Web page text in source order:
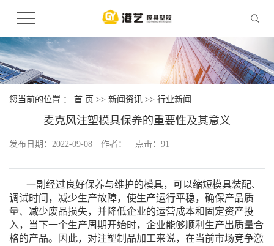
您当前的位置 ： 首 页 >> 新闻资讯 >> 行业新闻
麦克风注塑模具保养的重要性及其意义
发布日期： 2022-09-08 作者： 点击： 91
一副经过良好保养与维护的模具，可以缩短模具装配、
调试时间，减少生产故障，使生产运行平稳，确保产品质
量、减少废品损失，并降低企业的运营成本和固定资产投
入，当下一个生产周期开始时，企业能够顺利生产出质量合
格的产品。因此，对注塑制品加工来说，在当前市场竞争激